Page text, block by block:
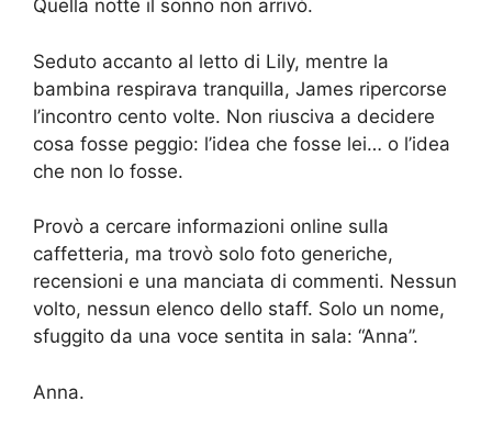
Quella notte il sonno non arrivò.
Seduto accanto al letto di Lily, mentre la
bambina respirava tranquilla, James ripercorse
l’incontro cento volte. Non riusciva a decidere
cosa fosse peggio: l’idea che fosse lei… o l’idea
che non lo fosse.
Provò a cercare informazioni online sulla
caffetteria, ma trovò solo foto generiche,
recensioni e una manciata di commenti. Nessun
volto, nessun elenco dello staff. Solo un nome,
sfuggito da una voce sentita in sala: “Anna”.
Anna.